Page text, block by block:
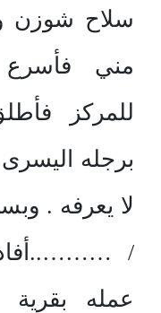
سلاح شوزن
مني فأسرع
للمركز
برجله
لا يعرفه .
/ ………..أفاد
عمله